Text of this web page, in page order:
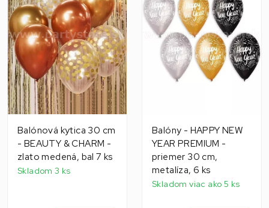
Balónová kytica 30 cm
- BEAUTY & CHARM -
zlato medená, bal 7 ks
Skladom 3 ks
Balóny - HAPPY NEW
YEAR PREMIUM -
priemer 30 cm,
metalíza, 6 ks
Skladom viac ako 5 ks